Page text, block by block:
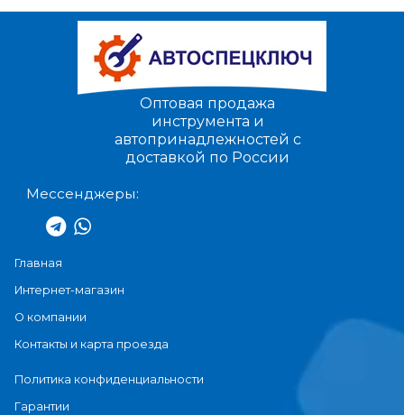
Оптовая продажа
инструмента и
автопринадлежностей с
доставкой по России
Мессенджеры:
Главная
Интернет-магазин
О компании
Контакты и карта проезда
Политика конфиденциальности
Гарантии